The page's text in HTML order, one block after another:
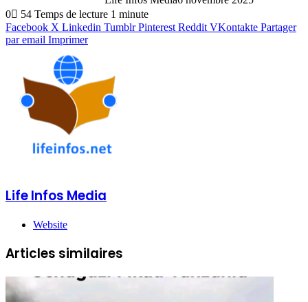
0
54 Temps de lecture 1 minute
Facebook X Linkedin Tumblr Pinterest Reddit VKontakte Partager
par email Imprimer
Life Infos Media
Website
Articles similaires